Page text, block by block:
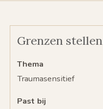
Grenzen stellen
Thema
Traumasensitief
Past bij